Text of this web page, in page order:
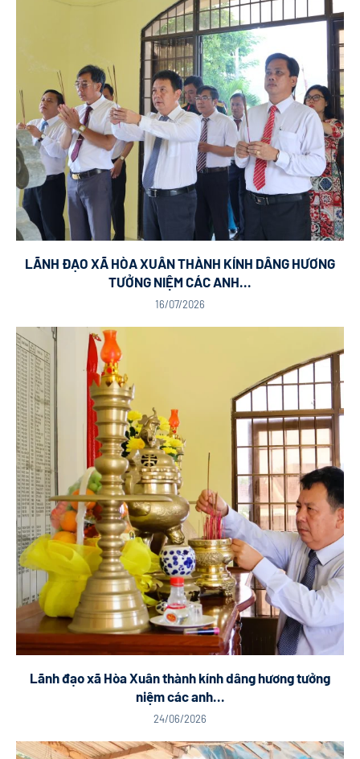
LÃNH ĐẠO XÃ HÒA XUÂN THÀNH KÍNH DÂNG HƯƠNG
TƯỞNG NIỆM CÁC ANH...
16/07/2026
Lãnh đạo xã Hòa Xuân thành kính dâng hương tưởng
niệm các anh...
24/06/2026